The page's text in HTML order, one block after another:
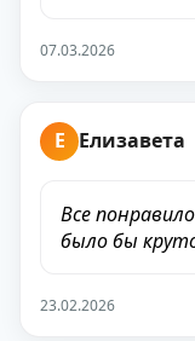
07.03.2026
Е Елизавета
Все
было бы
23.02.2026